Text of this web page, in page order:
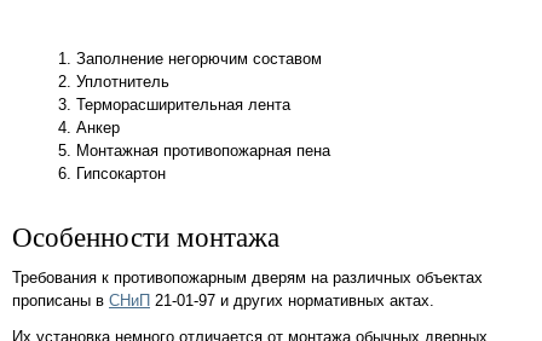
Заполнение негорючим составом
Уплотнитель
Терморасширительная лента
Анкер
Монтажная противопожарная пена
Гипсокартон
Особенности монтажа
Требования к противопожарным дверям на различных объектах
прописаны в СНиП 21-01-97 и других нормативных актах.
Их установка немного отличается от монтажа обычных дверных